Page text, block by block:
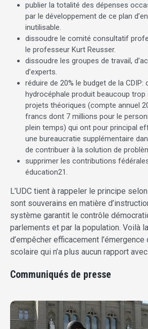
publier la totalité des dépenses
par le développement de ce plan
inutilisable.
dissoudre le comité consultatif
le professeur Kurt Reusser.
dissoudre les groupes de travail,
d’experts.
réduire de 20% le budget de la
hydrocéphale produit beaucoup
projets théoriques (compte annuel
francs dont 7 millions pour le
plein temps) qui ont pour principal
une bureaucratie supplémentaire
de contribuer à la solution de
supprimer les contributions
éducation21.
L’UDC tient à rappeler le principe
sont souverains en matière
système garantit le contrôle
parlements et par la population. Voilà
d’empêcher efficacement l’émergence
scolaire qui n’a plus aucun rapport
Communiqués de presse